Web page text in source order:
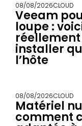
08/08/2026CLOUD
Veeam
loupe :
installer
l’hôte
08/08/2026CLOUD
Matériel
comment